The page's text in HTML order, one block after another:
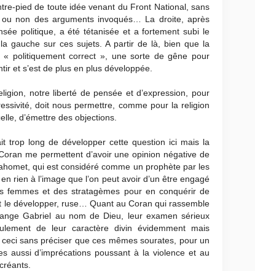
pied de toute idée venant du Front National, sans
non des arguments invoqués… La droite, après
politique, a été tétanisée et a fortement subi le
gauche sur ces sujets. A partir de là, bien que la
politiquement correct », une sorte de gêne pour
et s’est de plus en plus développée.
notre liberté de pensée et d’expression, pour
doit nous permettre, comme pour la religion
d’émettre des objections.
trop long de développer cette question ici mais la
me permettent d’avoir une opinion négative de
qui est considéré comme un prophète par les
rien à l’image que l’on peut avoir d’un être engagé
femmes et des stratagèmes pour en conquérir de
le développer, ruse… Quant au Coran qui rassemble
Gabriel au nom de Dieu, leur examen sérieux
de leur caractère divin évidemment mais
sans préciser que ces mêmes sourates, pour un
aussi d’imprécations poussant à la violence et au